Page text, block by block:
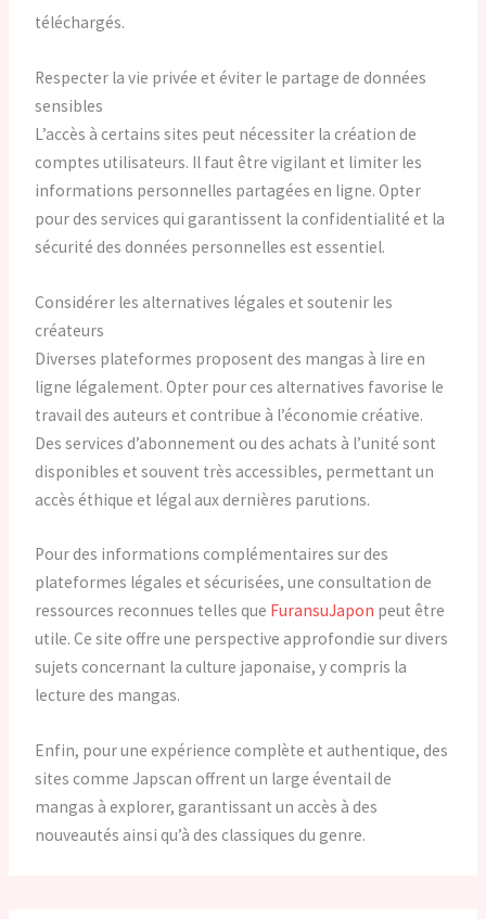
téléchargés.
Respecter la vie privée et éviter le partage de données
sensibles
L’accès à certains sites peut nécessiter la création de
comptes utilisateurs. Il faut être vigilant et limiter les
informations personnelles partagées en ligne. Opter
pour des services qui garantissent la confidentialité et la
sécurité des données personnelles est essentiel.
Considérer les alternatives légales et soutenir les
créateurs
Diverses plateformes proposent des mangas à lire en
ligne légalement. Opter pour ces alternatives favorise le
travail des auteurs et contribue à l’économie créative.
Des services d’abonnement ou des achats à l’unité sont
disponibles et souvent très accessibles, permettant un
accès éthique et légal aux dernières parutions.
Pour des informations complémentaires sur des
plateformes légales et sécurisées, une consultation de
ressources reconnues telles que FuransuJapon peut être
utile. Ce site offre une perspective approfondie sur divers
sujets concernant la culture japonaise, y compris la
lecture des mangas.
Enfin, pour une expérience complète et authentique, des
sites comme Japscan offrent un large éventail de
mangas à explorer, garantissant un accès à des
nouveautés ainsi qu’à des classiques du genre.